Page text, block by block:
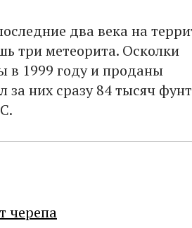
два века на
три метеорита. Осколки
в 1999 году и проданы
за них сразу 84 тысяч
черепа